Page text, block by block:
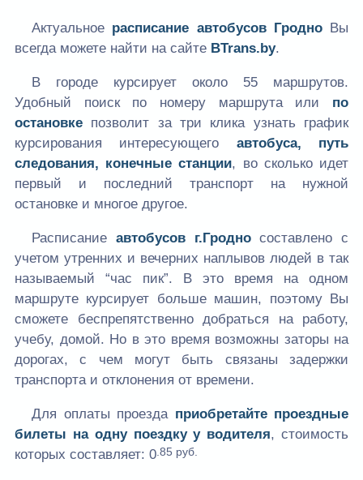
Актуальное расписание автобусов ГродноВы
всегда можете найти на сайте BTrans.by.
В городе курсирует около 55 маршрутов.
Удобный поиск по номеру маршрута или по
остановке позволит за три клика узнать график
курсирования интересующего автобуса, путь
следования, конечные станции, во сколько идет
первый и последний транспорт на нужной
остановке и многое другое.
Расписание автобусов г.Гродносоставлено с
учетом утренних и вечерних наплывов людей в так
называемый “час пик”. В это время на одном
маршруте курсирует больше машин, поэтому Вы
сможете беспрепятственно добраться на работу,
учебу, домой. Но в это время возможны заторы на
дорогах, с чем могут быть связаны задержки
транспорта и отклонения от времени.
Для оплаты проезда приобретайте проездные
билеты на одну поездку у водителя, стоимость
которых составляет: 0 .85 руб.